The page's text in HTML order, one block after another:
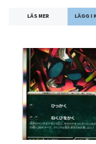
LÄS MER